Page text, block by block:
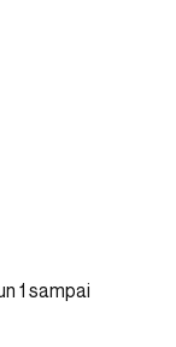
1 sampai